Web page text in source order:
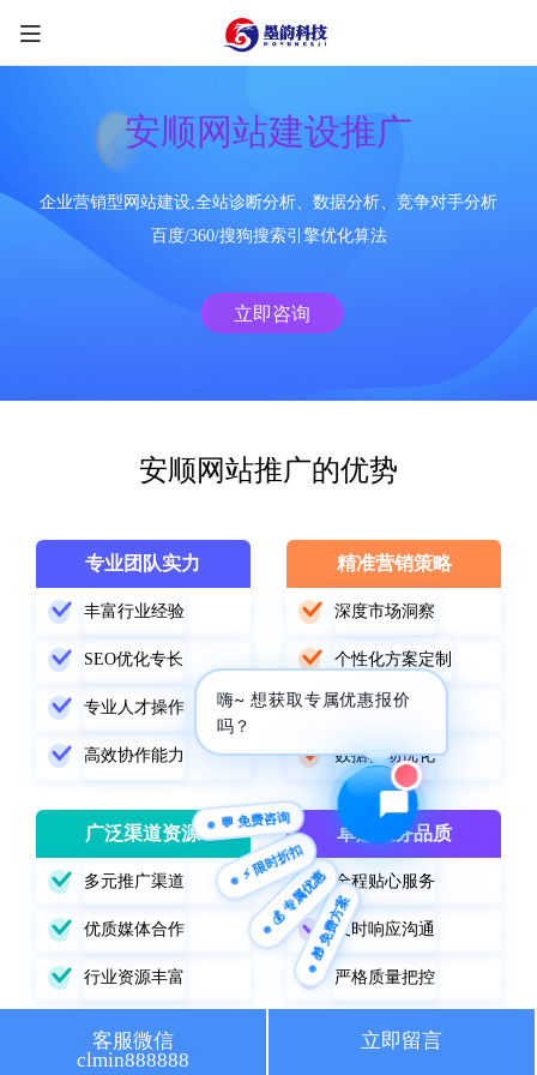
安顺网站建设推广
企业营销型网站建设,全站诊断分析、数据分析、竞争对手分析
百度/360/搜狗搜索引擎优化算法
立即咨询
安顺网站推广的优势
专业团队实力
丰富行业经验
SEO优化专长
专业人才操作
高效协作能力
精准营销策略
深度市场洞察
个性化方案定制
精准定位受众
数据驱动优化
广泛渠道资源
多元推广渠道
优质媒体合作
行业资源丰富
卓越服务品质
全程贴心服务
及时响应沟通
严格质量把控
客服微信
clmin888888
立即留言
🎁 免费方案
💰 专属优惠
⚡ 限时折扣
💬 免费咨询
嗨~ 想获取专属优惠报价
吗？
限时优惠咨询中
🔍 SEO优化 🎬 短视频
📍 GEO推广
📢 信息流 ✏️ 其他
咨询内容
获取最低报价